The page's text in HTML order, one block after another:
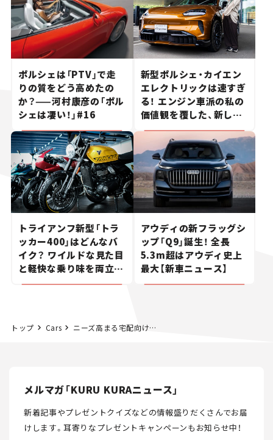
ポルシェは「PTV」で走
りの質をどう高めたの
か？——河村康彦の「ポル
シェは凄い！」#16
新型ポルシェ・カイエン
エレクトリックは速すぎ
る！ エンジン車派の私の
価値観を覆した、新しい
ポルシェの走り。
トライアンフ新型「トラ
ッカー400」はどんなバ
イク？ ワイルドな見た目
と軽快な乗り味を両立し
た400ccフラットトラッ
アウディの新フラッグシ
ップ「Q9」誕生！ 全長
5.3m超はアウディ史上
最大【新車ニュース】
トップ Cars ニーズ高まる宅配向け小型電動トラック（BEV）。ヤマト運輸と日野自動車が「日野デュトロ ZEV」を用い、集配業務の実証実験を開始
メルマガ「KURU KURAニュース」
新着記事やプレゼントクイズなどの情報盛りだくさんでお届
けします。耳寄りなプレゼントキャンペーンもお知らせ中！